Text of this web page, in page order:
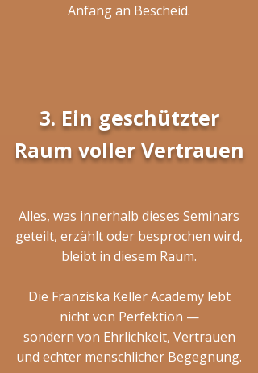
Anfang an Bescheid.
3. Ein geschützter
Raum voller Vertrauen
Alles, was innerhalb dieses Seminars
geteilt, erzählt oder besprochen wird,
bleibt in diesem Raum.
Die Franziska Keller Academy lebt
nicht von Perfektion —
sondern von Ehrlichkeit, Vertrauen
und echter menschlicher Begegnung.